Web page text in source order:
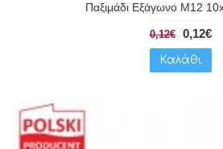
Παξιμάδι Εξάγωνο Μ12
0,12€ 0,12€
Καλάθι